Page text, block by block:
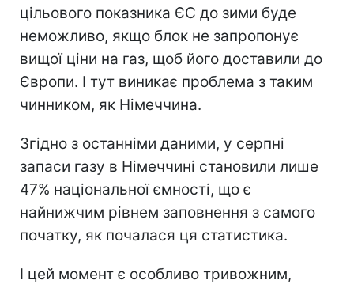
цільового показника ЄС до зими буде
неможливо, якщо блок не запропонує
вищої ціни на газ, щоб його доставили до
Європи. І тут виникає проблема з таким
чинником, як Німеччина.
Згідно з останніми даними, у серпні
запаси газу в Німеччині становили лише
47% національної ємності, що є
найнижчим рівнем заповнення з самого
початку, як почалася ця статистика.
І цей момент є особливо тривожним,